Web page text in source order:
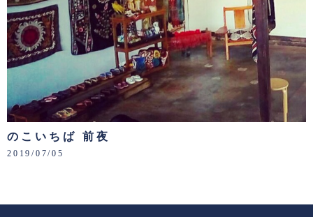
のこいちば 前夜
2019/07/05